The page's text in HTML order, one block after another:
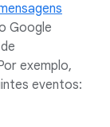
Google
exemplo,
eventos: